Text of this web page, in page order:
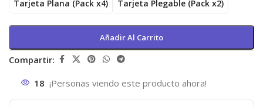
Tarjeta Plana (Pack x4) Tarjeta Plegable (Pack x2)
Añadir Al Carrito
Compartir:
18 ¡Personas viendo este producto ahora!